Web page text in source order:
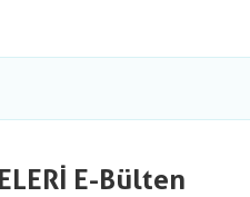
E-Bülten